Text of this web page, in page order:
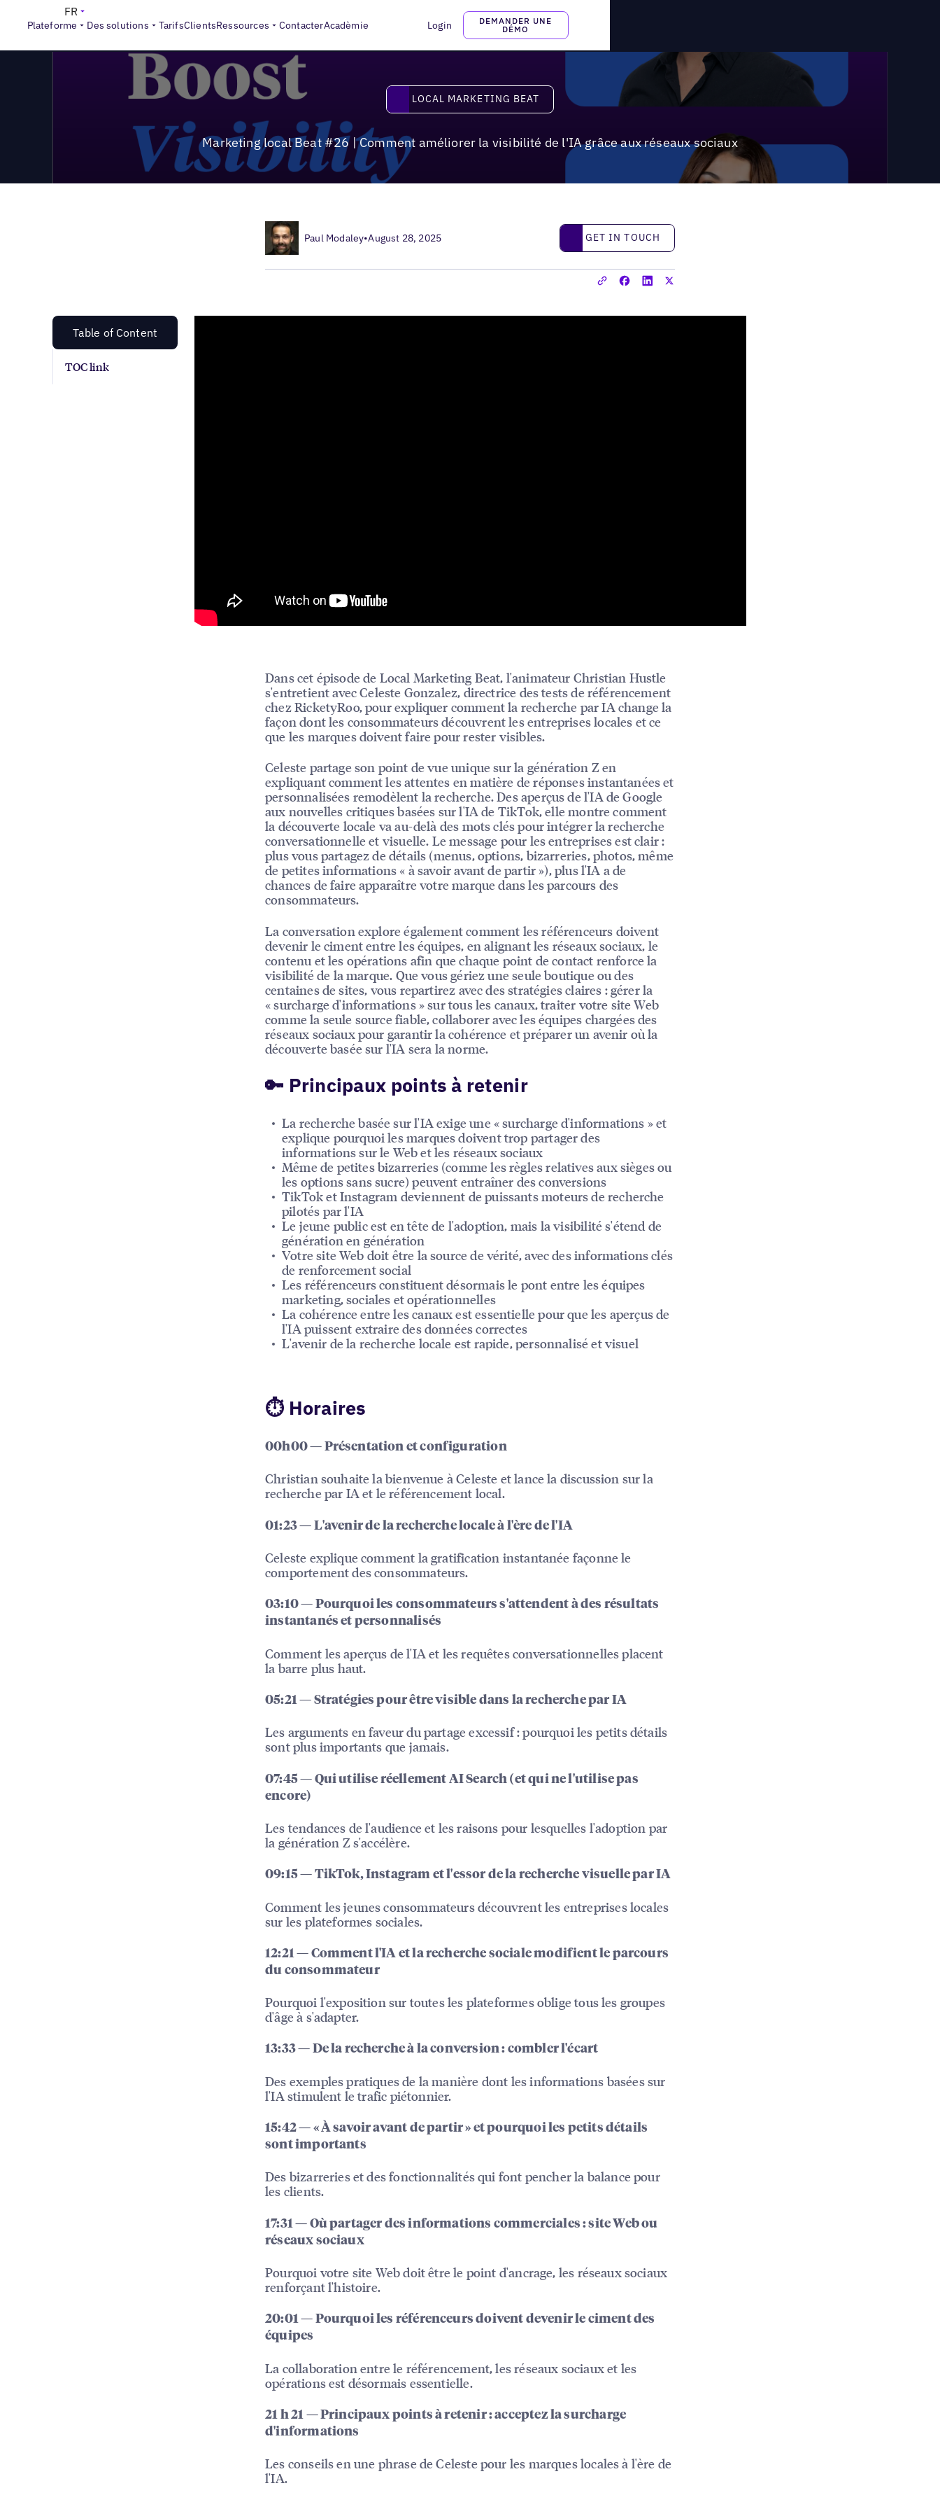
Plateforme Des solutions TarifsClientsRessources ContacterAcadèmie Login
DEMANDER UNE
DÉMO
FR
Local Marketing Beat Marketing local Beat #26 | Comment améliorer la visibilité de l'IA grâce aux réseaux sociaux
Local Marketing Beat
LOCAL MARKETING BEAT
Marketing local Beat #26 | Comment améliorer la visibilité de l'IA grâce aux réseaux sociaux
Paul Modaley•August 28, 2025 Get in touch
GET IN TOUCH
Table of Content
TOC link
Dans cet épisode de Local Marketing Beat, l'animateur Christian Hustle
s'entretient avec Celeste Gonzalez, directrice des tests de référencement
chez RicketyRoo, pour expliquer comment la recherche par IA change la
façon dont les consommateurs découvrent les entreprises locales et ce
que les marques doivent faire pour rester visibles.
Celeste partage son point de vue unique sur la génération Z en
expliquant comment les attentes en matière de réponses instantanées et
personnalisées remodèlent la recherche. Des aperçus de l'IA de Google
aux nouvelles critiques basées sur l'IA de TikTok, elle montre comment
la découverte locale va au-delà des mots clés pour intégrer la recherche
conversationnelle et visuelle. Le message pour les entreprises est clair :
plus vous partagez de détails (menus, options, bizarreries, photos, même
de petites informations « à savoir avant de partir »), plus l'IA a de
chances de faire apparaître votre marque dans les parcours des
consommateurs.
La conversation explore également comment les référenceurs doivent
devenir le ciment entre les équipes, en alignant les réseaux sociaux, le
contenu et les opérations afin que chaque point de contact renforce la
visibilité de la marque. Que vous gériez une seule boutique ou des
centaines de sites, vous repartirez avec des stratégies claires : gérer la
« surcharge d'informations » sur tous les canaux, traiter votre site Web
comme la seule source fiable, collaborer avec les équipes chargées des
réseaux sociaux pour garantir la cohérence et préparer un avenir où la
découverte basée sur l'IA sera la norme.
🔑 Principaux points à retenir
La recherche basée sur l'IA exige une « surcharge d'informations » et
explique pourquoi les marques doivent trop partager des
informations sur le Web et les réseaux sociaux
Même de petites bizarreries (comme les règles relatives aux sièges ou
les options sans sucre) peuvent entraîner des conversions
TikTok et Instagram deviennent de puissants moteurs de recherche
pilotés par l'IA
Le jeune public est en tête de l'adoption, mais la visibilité s'étend de
génération en génération
Votre site Web doit être la source de vérité, avec des informations clés
de renforcement social
Les référenceurs constituent désormais le pont entre les équipes
marketing, sociales et opérationnelles
La cohérence entre les canaux est essentielle pour que les aperçus de
l'IA puissent extraire des données correctes
L'avenir de la recherche locale est rapide, personnalisé et visuel
⏱ Horaires
00h00 — Présentation et configuration
Christian souhaite la bienvenue à Celeste et lance la discussion sur la
recherche par IA et le référencement local.
01:23 — L'avenir de la recherche locale à l'ère de l'IA
Celeste explique comment la gratification instantanée façonne le
comportement des consommateurs.
03:10 — Pourquoi les consommateurs s'attendent à des résultats
instantanés et personnalisés
Comment les aperçus de l'IA et les requêtes conversationnelles placent
la barre plus haut.
05:21 — Stratégies pour être visible dans la recherche par IA
Les arguments en faveur du partage excessif : pourquoi les petits détails
sont plus importants que jamais.
07:45 — Qui utilise réellement AI Search (et qui ne l'utilise pas
encore)
Les tendances de l'audience et les raisons pour lesquelles l'adoption par
la génération Z s'accélère.
09:15 — TikTok, Instagram et l'essor de la recherche visuelle par IA
Comment les jeunes consommateurs découvrent les entreprises locales
sur les plateformes sociales.
12:21 — Comment l'IA et la recherche sociale modifient le parcours
du consommateur
Pourquoi l'exposition sur toutes les plateformes oblige tous les groupes
d'âge à s'adapter.
13:33 — De la recherche à la conversion : combler l'écart
Des exemples pratiques de la manière dont les informations basées sur
l'IA stimulent le trafic piétonnier.
15:42 — « À savoir avant de partir » et pourquoi les petits détails
sont importants
Des bizarreries et des fonctionnalités qui font pencher la balance pour
les clients.
17:31 — Où partager des informations commerciales : site Web ou
réseaux sociaux
Pourquoi votre site Web doit être le point d'ancrage, les réseaux sociaux
renforçant l'histoire.
20:01 — Pourquoi les référenceurs doivent devenir le ciment des
équipes
La collaboration entre le référencement, les réseaux sociaux et les
opérations est désormais essentielle.
21 h 21 — Principaux points à retenir : acceptez la surcharge
d'informations
Les conseils en une phrase de Celeste pour les marques locales à l'ère de
l'IA.